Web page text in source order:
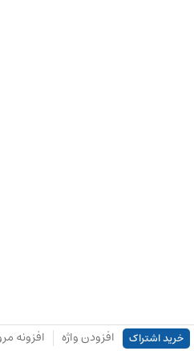
خرید اشتراک افزودن واژه افزونه